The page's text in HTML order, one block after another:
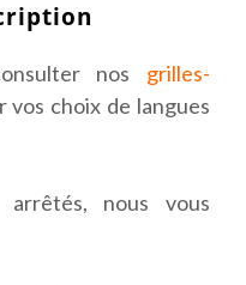
nos
grilles-
choix de langues
nous vous